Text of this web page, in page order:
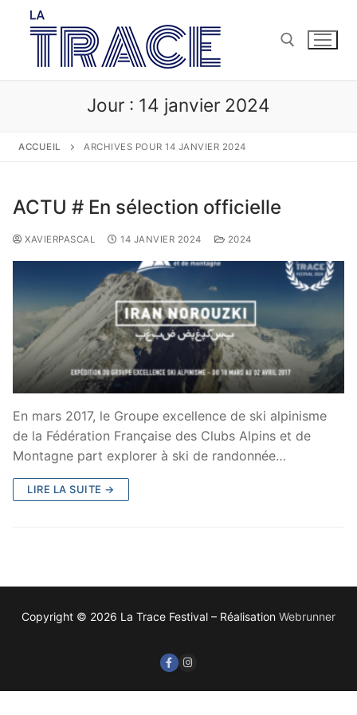
Jour : 14 janvier 2024
ACCUEIL ARCHIVES POUR 14 JANVIER 2024
ACTU # En sélection officielle
XAVIERPASCAL 14 JANVIER 2024 2024
En mars 2017, le Groupe excellence de ski alpinisme
de la Fédération Française des Clubs Alpins et de
Montagne part explorer à ski de randonnée…
LIRE LA SUITE →
Copyright © 2026 La Trace Festival – Réalisation Webrunner